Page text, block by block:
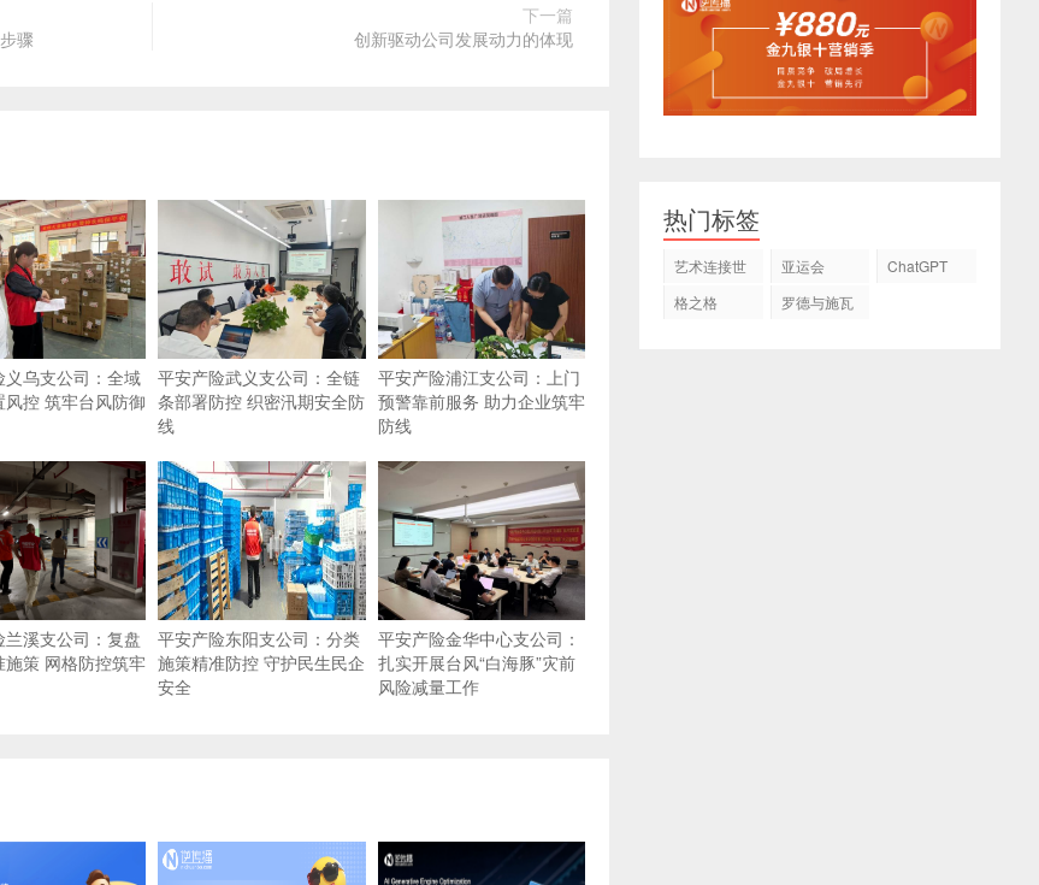
骤
下一篇
创新驱动公司发展动力的体现
义乌支公司：全域
风控 筑牢台风防御
平安产险武义支公司：全链
条部署防控 织密汛期安全防
线
平安产险浦江支公司：上门
预警靠前服务 助力企业筑牢
防线
兰溪支公司：复盘
施策 网格防控筑牢
平安产险东阳支公司：分类
施策精准防控 守护民生民企
安全
平安产险金华中心支公司：
扎实开展台风“白海豚”灾前
风险减量工作
热门标签
艺术连接世
亚运会
ChatGPT
格之格
罗德与施瓦